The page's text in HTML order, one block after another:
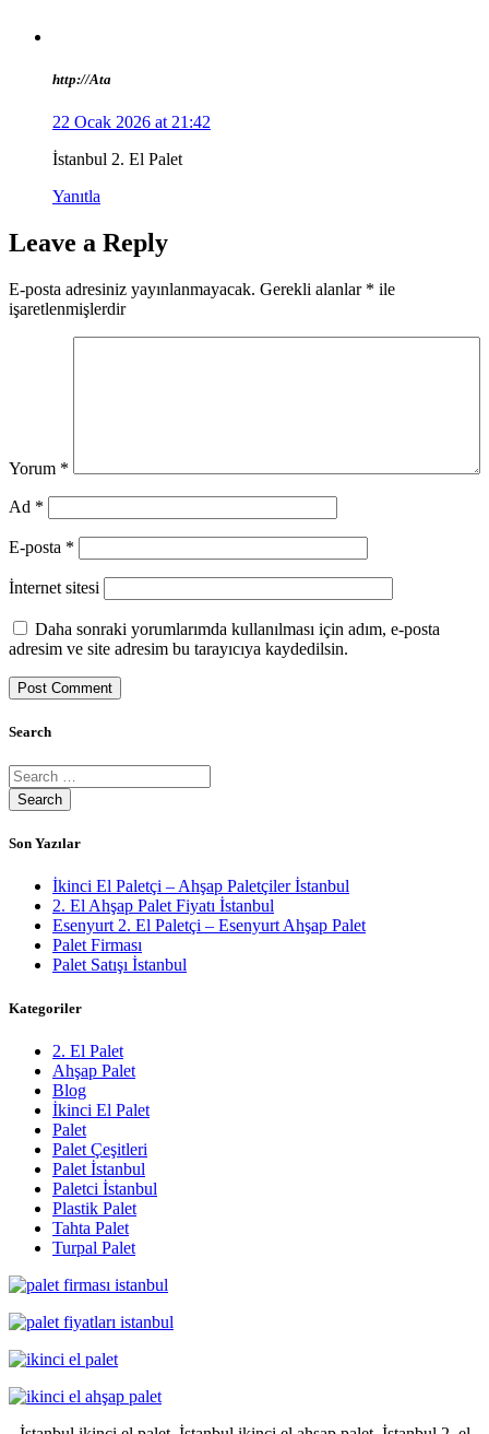
http://Ata
22 Ocak 2026 at 21:42
İstanbul 2. El Palet
Yanıtla
Leave a Reply
E-posta adresiniz yayınlanmayacak. Gerekli alanlar * ile
işaretlenmişlerdir
Yorum *
Ad *
E-posta *
İnternet sitesi
Daha sonraki yorumlarımda kullanılması için adım, e-posta
adresim ve site adresim bu tarayıcıya kaydedilsin.
Search
Son Yazılar
İkinci El Paletçi – Ahşap Paletçiler İstanbul
2. El Ahşap Palet Fiyatı İstanbul
Esenyurt 2. El Paletçi – Esenyurt Ahşap Palet
Palet Firması
Palet Satışı İstanbul
Kategoriler
2. El Palet
Ahşap Palet
Blog
İkinci El Palet
Palet
Palet Çeşitleri
Palet İstanbul
Paletci İstanbul
Plastik Palet
Tahta Palet
Turpal Palet